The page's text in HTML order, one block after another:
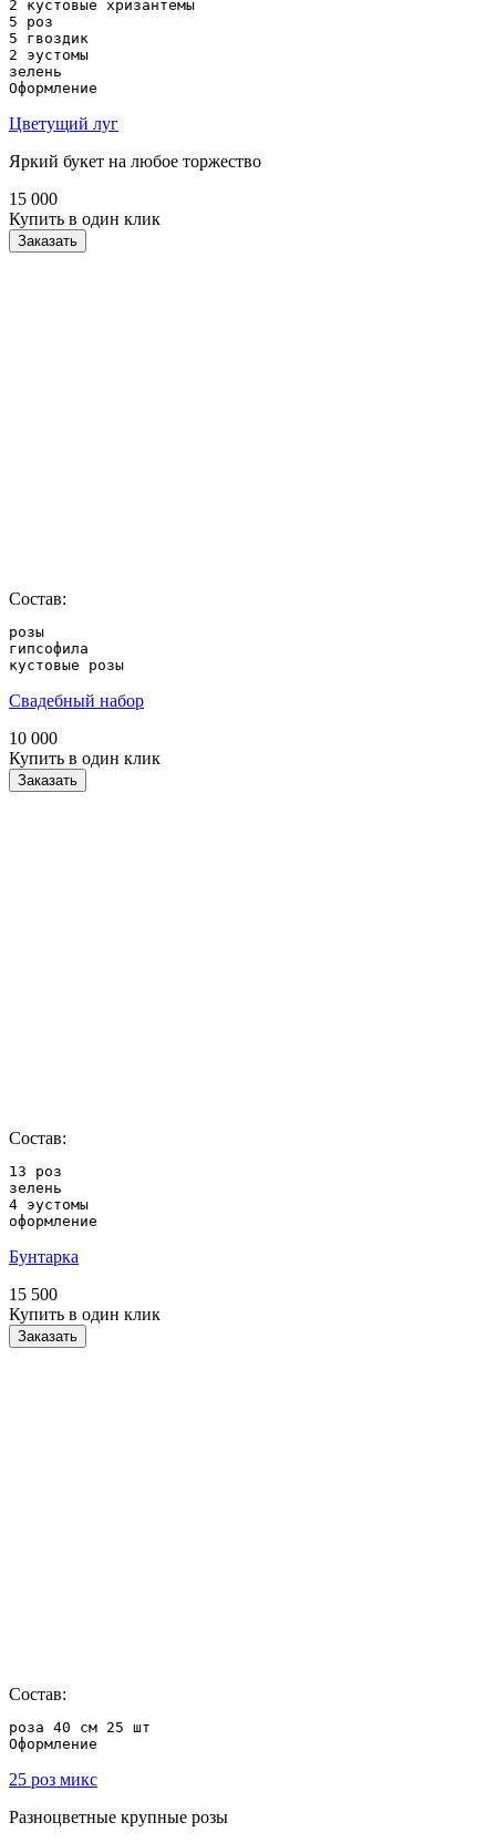
2 кустовые хризантемы
5 роз
5 гвоздик
2 эустомы
зелень
Оформление
Цветущий луг
Яркий букет на любое торжество
15 000
Купить в один клик
Заказать
Состав:
розы
гипсофила
кустовые розы
Свадебный набор
10 000
Купить в один клик
Заказать
Состав:
13 роз
зелень
4 эустомы
оформление
Бунтарка
15 500
Купить в один клик
Заказать
Состав:
роза 40 см 25 шт
Оформление
25 роз микс
Разноцветные крупные розы